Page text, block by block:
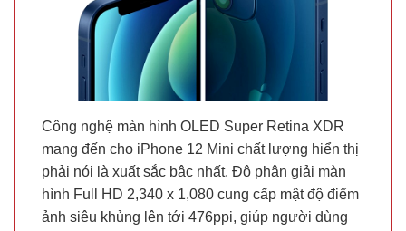
Công nghệ màn hình OLED Super Retina XDR
mang đến cho iPhone 12 Mini chất lượng hiển thị
phải nói là xuất sắc bậc nhất. Độ phân giải màn
hình Full HD 2,340 x 1,080 cung cấp mật độ điểm
ảnh siêu khủng lên tới 476ppi, giúp người dùng